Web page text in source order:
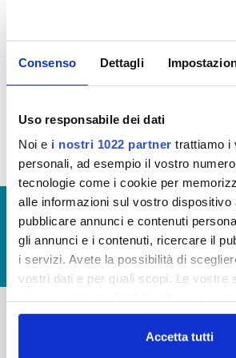
Consenso Dettagli
Uso responsabile dei dati
Noi e i nostri 1022 partner trattiamo i
personali, ad esempio il vostro
tecnologie come i cookie per
alle informazioni sul vostro dispositivo
pubblicare annunci e contenuti
gli annunci e i contenuti, ricercare il
i servizi. Avete la possibilità di
vostri dati e per quali scopi. Le vostre
in cui avete effettuato le vostre scelte.
modificare o revocare il proprio
momento dalla Dichiarazione sui
Accetta tutti
Monitoraggio tempi
del Servizio anno 2014(file allegato)
© Copyright 2017 - 2026
-